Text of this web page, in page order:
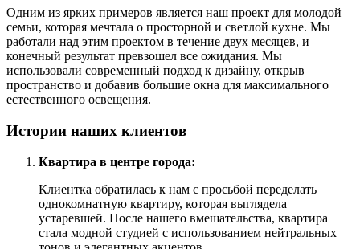
Одним из ярких примеров является наш проект для молодой
семьи, которая мечтала о просторной и светлой кухне. Мы
работали над этим проектом в течение двух месяцев, и
конечный результат превзошел все ожидания. Мы
использовали современный подход к дизайну, открыв
пространство и добавив большие окна для максимального
естественного освещения.
Истории наших клиентов
Квартира в центре города:
Клиентка обратилась к нам с просьбой переделать
однокомнатную квартиру, которая выглядела
устаревшей. После нашего вмешательства, квартира
стала модной студией с использованием нейтральных